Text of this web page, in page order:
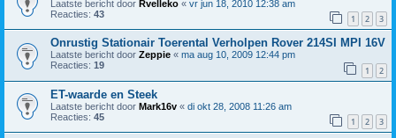
Laatste bericht door Rvelleko « vr jun 18, 2010 12:38 am
Reacties: 43 1 2 3
Onrustig Stationair Toerental Verholpen Rover 214SI MPI 16V
Laatste bericht door Zeppie « ma aug 10, 2009 12:44 pm
Reacties: 19 1 2
ET-waarde en Steek
Laatste bericht door Mark16v « di okt 28, 2008 11:26 am
Reacties: 45 1 2 3